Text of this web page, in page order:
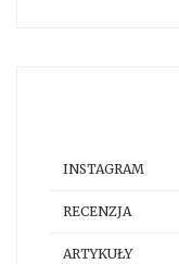
INSTAGRAM
RECENZJA
ARTYKUŁY